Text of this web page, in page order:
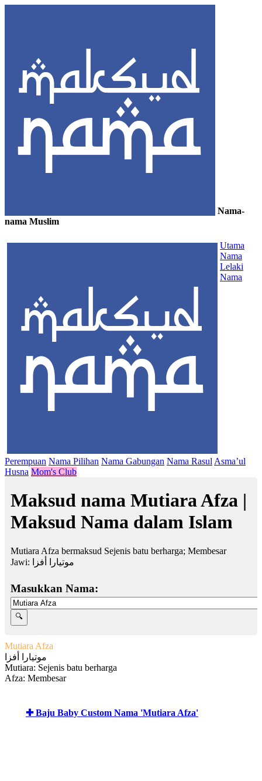
Nama-
nama Muslim
Utama
Nama
Lelaki
Nama
Perempuan Nama Pilihan Nama Gabungan Nama Rasul Asma’ul
Husna Mom's Club
Maksud nama Mutiara Afza |
Maksud Nama dalam Islam
Mutiara Afza bermaksud Sejenis batu berharga; Membesar
Jawi:
موتيارا أفزا
Masukkan Nama:
Mutiara Afza
موتيارا أفزا
Mutiara: Sejenis batu berharga
Afza: Membesar
✚ Baju Baby Custom Nama 'Mutiara Afza'